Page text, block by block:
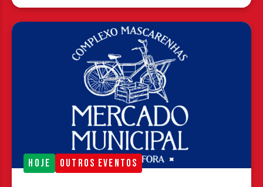
HOJE OUTROS EVENTOS